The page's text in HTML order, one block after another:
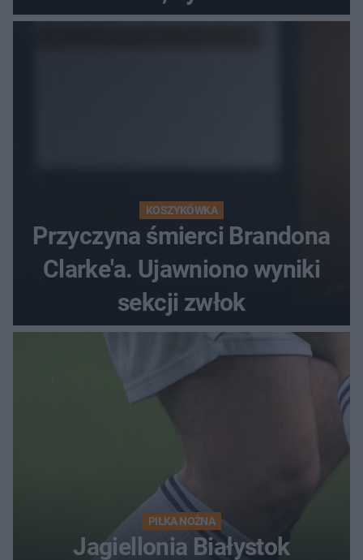
popłochu
KOSZYKÓWKA
Przyczyna śmierci Brandona
Clarke'a. Ujawniono wyniki
sekcji zwłok
PIŁKA NOŻNA
Jagiellonia Białystok